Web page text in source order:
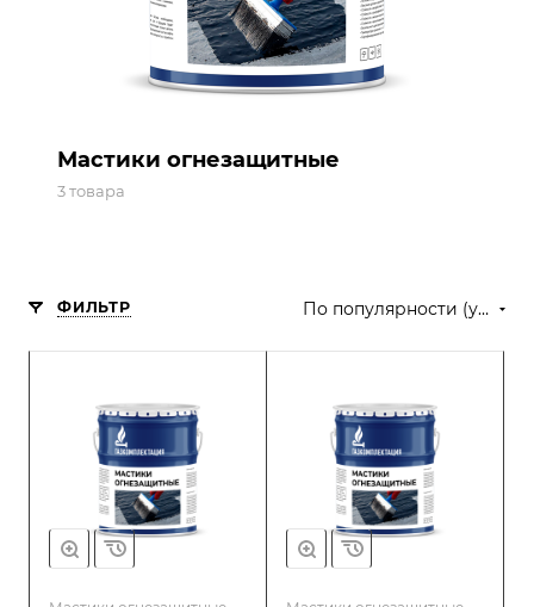
Мастики огнезащитные
3 товара
ФИЛЬТР По популярности (убывание)